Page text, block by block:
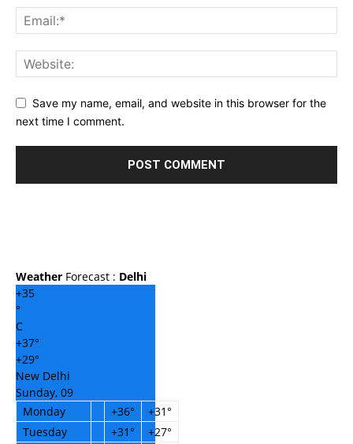
Save my name, email, and website in this browser for the
next time I comment.
Weather Forecast : Delhi
+35
°
C
+37°
+29°
New Delhi
Sunday, 09
Monday
+36° +31°
Tuesday
+31° +27°